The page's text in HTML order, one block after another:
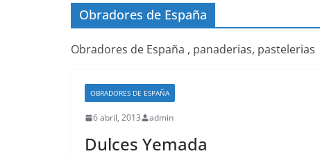
Obradores de España
Obradores de España , panaderias, pastelerias
OBRADORES DE ESPAÑA
6 abril, 2013 admin
Dulces Yemada